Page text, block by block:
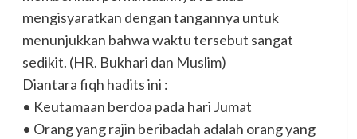
mengisyaratkan dengan tangannya untuk
menunjukkan bahwa waktu tersebut sangat
sedikit. (HR. Bukhari dan Muslim)
Diantara fiqh hadits ini :
• Keutamaan berdoa pada hari Jumat
• Orang yang rajin beribadah adalah orang yang